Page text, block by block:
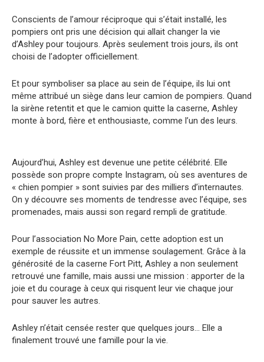
Conscients de l’amour réciproque qui s’était installé, les
pompiers ont pris une décision qui allait changer la vie
d’Ashley pour toujours. Après seulement trois jours, ils ont
choisi de l’adopter officiellement.
Et pour symboliser sa place au sein de l’équipe, ils lui ont
même attribué un siège dans leur camion de pompiers. Quand
la sirène retentit et que le camion quitte la caserne, Ashley
monte à bord, fière et enthousiaste, comme l’un des leurs.
Aujourd’hui, Ashley est devenue une petite célébrité. Elle
possède son propre compte Instagram, où ses aventures de
« chien pompier » sont suivies par des milliers d’internautes.
On y découvre ses moments de tendresse avec l’équipe, ses
promenades, mais aussi son regard rempli de gratitude.
Pour l’association No More Pain, cette adoption est un
exemple de réussite et un immense soulagement. Grâce à la
générosité de la caserne Fort Pitt, Ashley a non seulement
retrouvé une famille, mais aussi une mission : apporter de la
joie et du courage à ceux qui risquent leur vie chaque jour
pour sauver les autres.
Ashley n’était censée rester que quelques jours… Elle a
finalement trouvé une famille pour la vie.